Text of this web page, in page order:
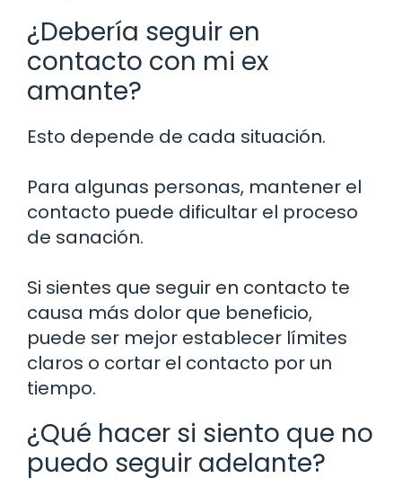
¿Debería seguir en
contacto con mi ex
amante?
Esto depende de cada situación.
Para algunas personas, mantener el
contacto puede dificultar el proceso
de sanación.
Si sientes que seguir en contacto te
causa más dolor que beneficio,
puede ser mejor establecer límites
claros o cortar el contacto por un
tiempo.
¿Qué hacer si siento que no
puedo seguir adelante?